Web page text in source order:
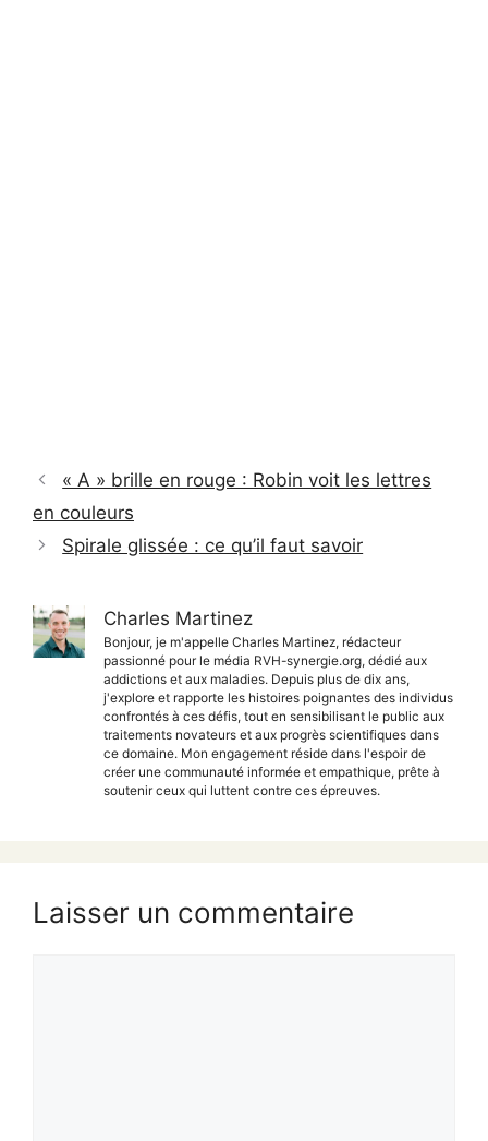
« A » brille en rouge : Robin voit les lettres
en couleurs
Spirale glissée : ce qu’il faut savoir
Charles Martinez
Bonjour, je m'appelle Charles Martinez, rédacteur
passionné pour le média RVH-synergie.org, dédié aux
addictions et aux maladies. Depuis plus de dix ans,
j'explore et rapporte les histoires poignantes des individus
confrontés à ces défis, tout en sensibilisant le public aux
traitements novateurs et aux progrès scientifiques dans
ce domaine. Mon engagement réside dans l'espoir de
créer une communauté informée et empathique, prête à
soutenir ceux qui luttent contre ces épreuves.
Laisser un commentaire